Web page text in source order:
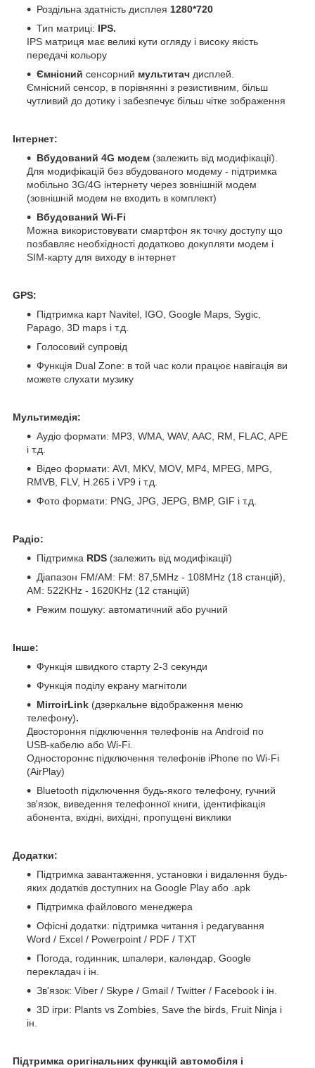
Роздільна здатність дисплея 1280*720
Тип матриці: IPS.
IPS матриця має великі кути огляду і високу якість
передачі кольору
Ємнісний сенсорний мультитач дисплей.
Ємнісний сенсор, в порівнянні з резистивним, більш
чутливий до дотику і забезпечує більш чітке зображення
Інтернет:
Вбудований 4G модем (залежить від модифікації).
Для модифікацій без вбудованого модему - підтримка
мобільно 3G/4G інтернету через зовнішній модем
(зовнішній модем не входить в комплект)
Вбудований Wi-Fi
Можна використовувати смартфон як точку доступу що
позбавляє необхідності додатково докупляти модем і
SIM-карту для виходу в інтернет
GPS:
Підтримка карт Navitel, IGO, Google Maps, Sygic,
Papago, 3D maps і т.д.
Голосовий супровід
Функція Dual Zone: в той час коли працює навігація ви
можете слухати музику
Мультимедія:
Аудіо формати: MP3, WMA, WAV, AAC, RM, FLAC, APE
і т.д.
Відео формати: AVI, MKV, MOV, MP4, MPEG, MPG,
RMVB, FLV, H.265 і VP9 і т.д.
Фото формати: PNG, JPG, JEPG, BMP, GIF і т.д.
Радіо:
Підтримка RDS (залежить від модифікації)
Діапазон FM/AM: FM: 87,5MHz - 108MHz (18 станцій),
АМ: 522KHz - 1620KHz (12 станцій)
Режим пошуку: автоматичний або ручний
Інше:
Функція швидкого старту 2-3 секунди
Функція поділу екрану магнітоли
MirroirLink (дзеркальне відображення меню
телефону).
Двостороння підключення телефонів на Android по
USB-кабелю або Wi-Fi.
Одностороннє підключення телефонів iPhone по Wi-Fi
(AirPlay)
Bluetooth підключення будь-якого телефону, гучний
зв'язок, виведення телефонної книги, ідентифікація
абонента, вхідні, вихідні, пропущені виклики
Додатки:
Підтримка завантаження, установки і видалення будь-
яких додатків доступних на Google Play або .apk
Підтримка файлового менеджера
Офісні додатки: підтримка читання і редагування
Word / Excel / Powerpoint / PDF / TXT
Погода, годинник, шпалери, календар, Google
перекладач і ін.
Зв'язок: Viber / Skype / Gmail / Twitter / Facebook і ін.
3D ігри: Plants vs Zombies, Save the birds, Fruit Ninja і
ін.
Підтримка оригінальних функцій автомобіля і